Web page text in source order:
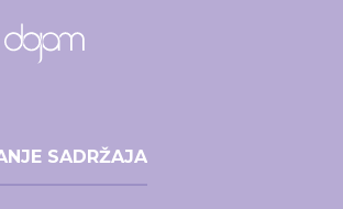
SADRŽAJA